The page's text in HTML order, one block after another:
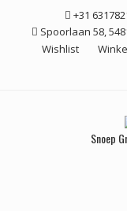
+31
Spoorlaan 58,
Wishlist
Snoep